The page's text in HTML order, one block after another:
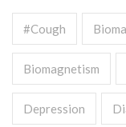
#cough
Biomagnetism
Depression